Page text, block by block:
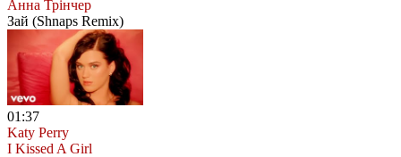
Анна Трінчер
Зай (Shnaps Remix)
01:37
Katy Perry
I Kissed A Girl